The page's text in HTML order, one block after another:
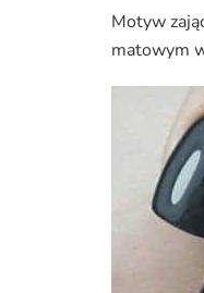
Motyw
matowym